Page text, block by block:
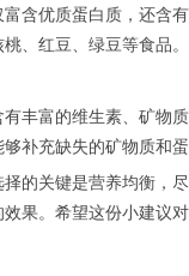
优质蛋白质，还含有
、红豆、绿豆等食品。
富的维生素、矿物质
补充缺失的矿物质和
关键是营养均衡，尽
果。希望这份小建议